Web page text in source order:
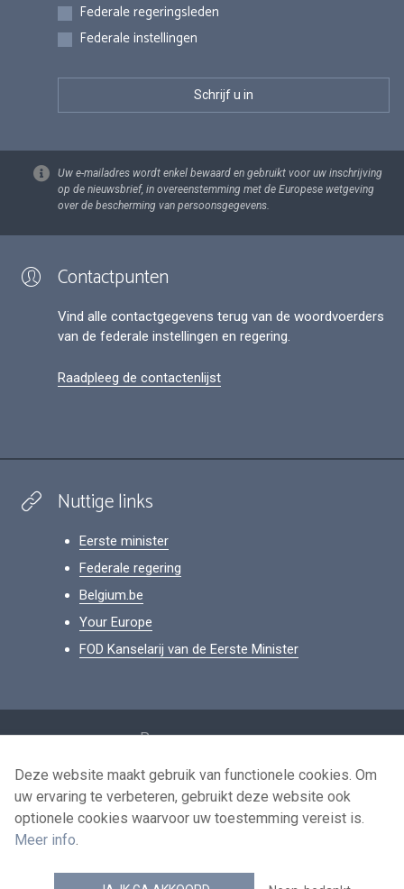
Federale regeringsleden
Federale instellingen
Uw e-mailadres wordt enkel bewaard en gebruikt voor uw inschrijving
op de nieuwsbrief, in overeenstemming met de Europese wetgeving
over de bescherming van persoonsgegevens.
Contactpunten
Vind alle contactgegevens terug van de woordvoerders
van de federale instellingen en regering.
Raadpleeg de contactenlijst
Nuttige links
Eerste minister
Federale regering
Belgium.be
Your Europe
FOD Kanselarij van de Eerste Minister
Persoonsgegevens
Voorwaarden voor het hergebruik
Contacteer ons
news.belgium RSS feed
Deze website maakt gebruik van functionele cookies. Om
uw ervaring te verbeteren, gebruikt deze website ook
optionele cookies waarvoor uw toestemming vereist is.
Meer info.